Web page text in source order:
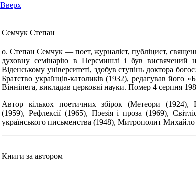
Вверх
Семчук Степан
о. Степан Семчук — поет, журналіст, публіцист,
духовну семінарію в Перемишлі і був
Віденському університеті, здобув ступінь доктора
Братство українців-католиків (1932), редагував його
Вінніпега, викладав церковні науки. Помер 4 серпня
Автор кількох поетичних збірок (Метеори (1924),
(1959), Рефлексії (1965), Поезія і проза (1969),
українського письменства (1948), Митрополит Михайло
Книги за автором